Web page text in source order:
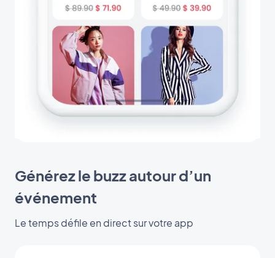
Générez le buzz autour d’un
événement
Le temps défile en direct sur votre app